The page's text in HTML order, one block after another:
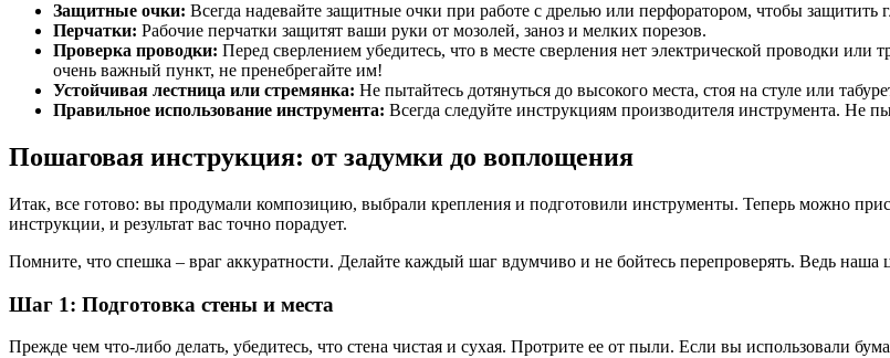
Защитные очки: Всегда надевайте защитные очки при работе с дрелью или перфоратором, чтобы защитить
Перчатки: Рабочие перчатки защитят ваши руки от мозолей, заноз и мелких порезов.
Проверка проводки: Перед сверлением убедитесь, что в месте сверления нет электрической проводки
очень важный пункт, не пренебрегайте им!
Устойчивая лестница или стремянка: Не пытайтесь дотянуться до высокого места, стоя на стуле или
Правильное использование инструмента: Всегда следуйте инструкциям производителя инструмента. Не
Пошаговая инструкция: от задумки до воплощения
Итак, все готово: вы продумали композицию, выбрали крепления и подготовили инструменты. Теперь можно
инструкции, и результат вас точно порадует.
Помните, что спешка – враг аккуратности. Делайте каждый шаг вдумчиво и не бойтесь перепроверять. Ведь наша
Шаг 1: Подготовка стены и места
Прежде чем что-либо делать, убедитесь, что стена чистая и сухая. Протрите ее от пыли. Если вы использовали